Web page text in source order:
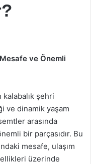
ve Önemli
şehri
ve dinamik yaşam
arasında
bir parçasıdır. Bu
mesafe, ulaşım
üzerinde